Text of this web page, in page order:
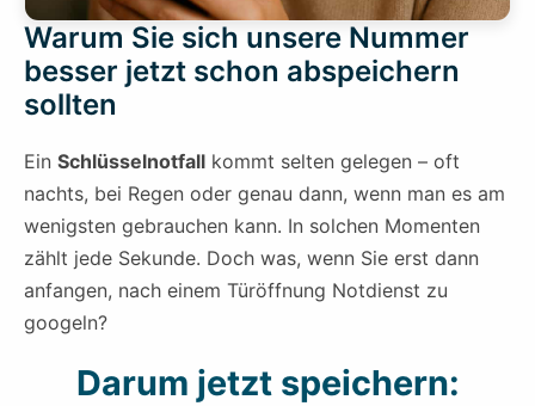
Warum Sie sich unsere Nummer
besser jetzt schon abspeichern
sollten
Ein Schlüsselnotfall kommt selten gelegen – oft
nachts, bei Regen oder genau dann, wenn man es am
wenigsten gebrauchen kann. In solchen Momenten
zählt jede Sekunde. Doch was, wenn Sie erst dann
anfangen, nach einem Türöffnung Notdienst zu
googeln?
Darum jetzt speichern: